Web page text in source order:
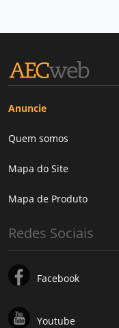
Anuncie
Quem somos
Mapa do Site
Mapa de Produto
Redes Sociais
Facebook
Youtube